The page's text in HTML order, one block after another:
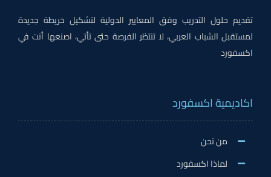
تقديم حلول التدريب وفق المعايير الدولية لتشكيل خريطة جديدة
لمستقبل الشباب العربي، لا تنتظر الفرصة حتى تأتي، اصنعها أنت في
اكسفورد
اكاديمية اكسفورد
من نحن
لماذا اكسفورد